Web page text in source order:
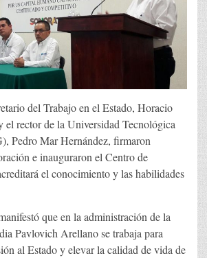
del Trabajo en el Estado, Horacio
el rector de la Universidad Tecnológica
Pedro Mar Hernández, firmaron
e inauguraron el Centro de
el conocimiento y las habilidades
que en la administración de la
Pavlovich Arellano se trabaja para
al Estado y elevar la calidad de vida de